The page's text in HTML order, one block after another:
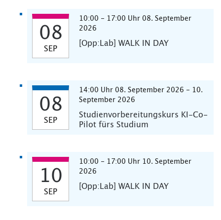
08
SEP
10:00 - 17:00 Uhr 08. September
2026
[Opp:Lab] WALK IN DAY
08
SEP
14:00 Uhr 08. September 2026 - 10.
September 2026
Studienvorbereitungskurs KI-Co-
Pilot fürs Studium
10
SEP
10:00 - 17:00 Uhr 10. September
2026
[Opp:Lab] WALK IN DAY